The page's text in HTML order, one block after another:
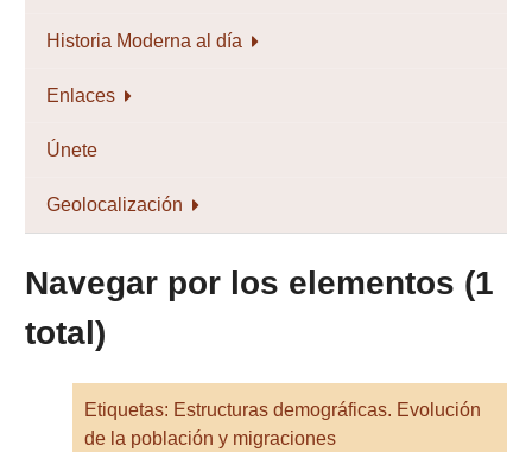
Historia Moderna al día
Enlaces
Únete
Geolocalización
Navegar por los elementos (1
total)
Etiquetas: Estructuras demográficas. Evolución
de la población y migraciones